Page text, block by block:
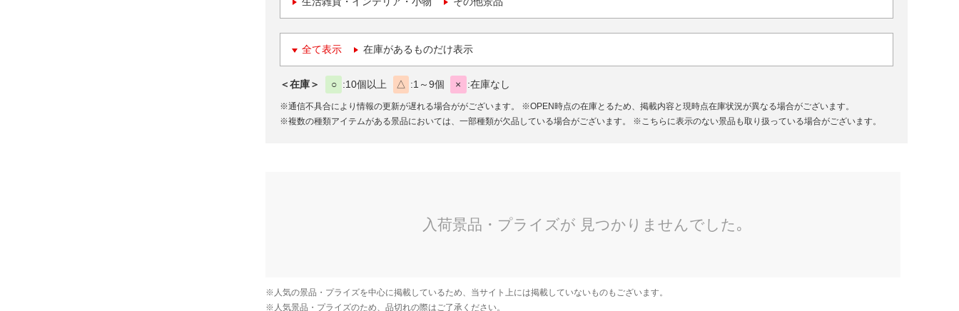
全て表示 在庫があるものだけ表示
＜在庫＞ ○ 10個以上 △ 1～9個 × 在庫なし
※通信不具合により情報の更新が遅れる場合ががございます。
※OPEN時点の在庫とるため、掲載内容と現時点在庫状況が異なる場合がございます。
※複数の種類アイテムがある景品においては、一部種類が欠品している場合がございます。
※こちらに表示のない景品も取り扱っている場合がございます。